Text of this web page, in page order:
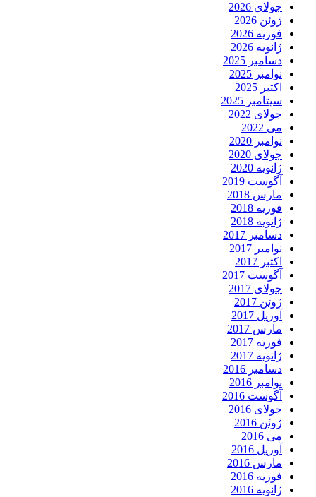
جولای 2026
ژوئن 2026
فوریه 2026
ژانویه 2026
دسامبر 2025
نوامبر 2025
اکتبر 2025
سپتامبر 2025
جولای 2022
می 2022
نوامبر 2020
جولای 2020
ژانویه 2020
آگوست 2019
مارس 2018
فوریه 2018
ژانویه 2018
دسامبر 2017
نوامبر 2017
اکتبر 2017
آگوست 2017
جولای 2017
ژوئن 2017
آوریل 2017
مارس 2017
فوریه 2017
ژانویه 2017
دسامبر 2016
نوامبر 2016
آگوست 2016
جولای 2016
ژوئن 2016
می 2016
آوریل 2016
مارس 2016
فوریه 2016
ژانویه 2016